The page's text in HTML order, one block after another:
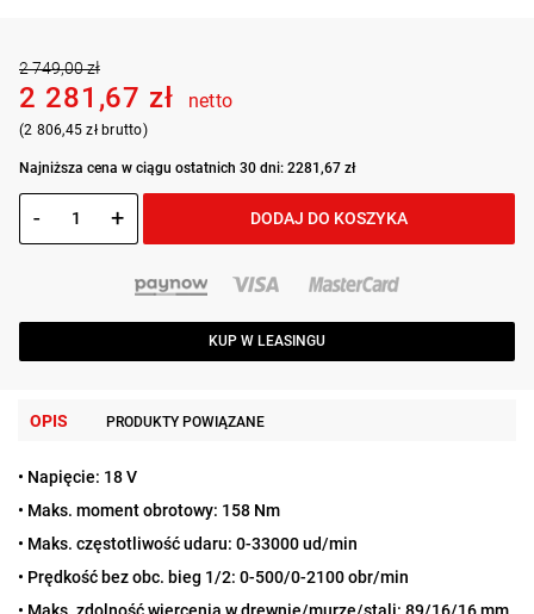
2 749,00 zł
2 281,67 zł netto
(2 806,45 zł brutto)
Najniższa cena w ciągu ostatnich 30 dni: 2281,67 zł
- + DODAJ DO KOSZYKA
KUP W LEASINGU
OPIS PRODUKTY POWIĄZANE
• Napięcie: 18 V
• Maks. moment obrotowy: 158 Nm
• Maks. częstotliwość udaru: 0-33000 ud/min
• Prędkość bez obc. bieg 1/2: 0-500/0-2100 obr/min
• Maks. zdolność wiercenia w drewnie/murze/stali: 89/16/16 mm